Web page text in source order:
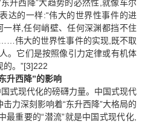
升西降”大趋势的必然性,就像车尔
达的一样:“伟大的世界性事件的进
样,任何峭壁、任何深渊都挡不住
伟大的世界性事件的实现,既不取
。它们是按照像引力定律或有机体
的。”[3]222
升西降”的影响
式现代化的磅礴力量。中国式现代
力深刻影响着“东升西降”大格局的
最重要的“潜流”就是中国式现代化,